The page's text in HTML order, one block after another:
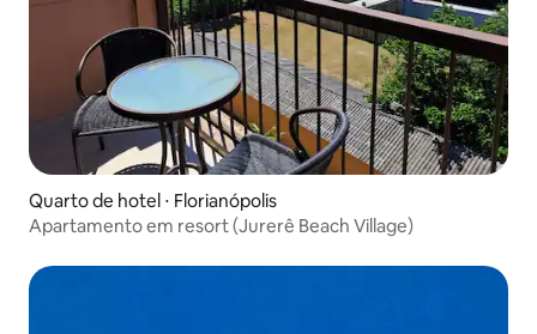
Quarto de hotel ⋅ Florianópolis
Apartamento em resort (Jurerê Beach Village)